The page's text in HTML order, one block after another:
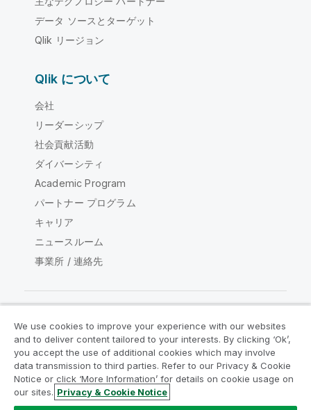
データ ソースとターゲット
Qlik リージョン
Qlik について
会社
リーダーシップ
社会貢献活動
ダイバーシティ
Academic Program
パートナー プログラム
キャリア
ニュースルーム
事業所 / 連絡先
Qlik コミュニティ
法的契約 製品規約
Legal Policies
リーガルポリシー
利用規約
Do Not Share My Info
We use cookies to improve your experience with our websites
and to deliver content tailored to your interests. By clicking ‘Ok’,
you accept the use of additional cookies which may involve
data transmission to third parties. Refer to our Privacy & Cookie
Notice or click ‘More Information’ for details on cookie usage on
our sites. Privacy & Cookie Notice